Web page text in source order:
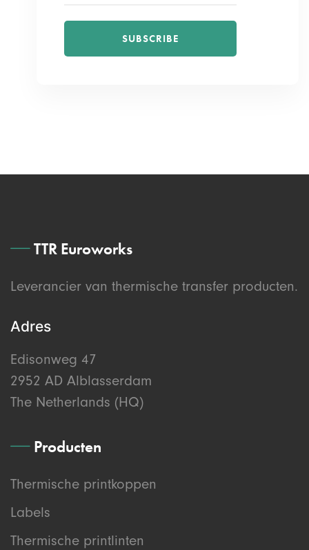
SUBSCRIBE
TTR Euroworks
Leverancier van thermische transfer producten.
Adres
Edisonweg 47
2952 AD Alblasserdam
The Netherlands (HQ)
Producten
Thermische printkoppen
Labels
Thermische printlinten